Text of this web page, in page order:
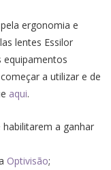
ergonomia e
lentes Essilor
equipamentos
a utilizar e de
aqui.
a ganhar
Optivisão;